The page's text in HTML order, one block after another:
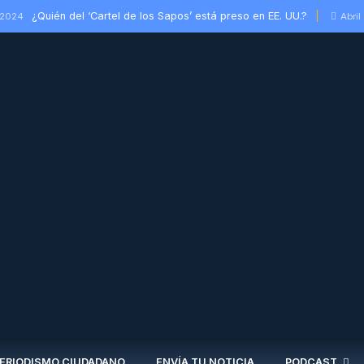
¿Quién del ‘Cartel de los Sapos’ está preso en EE. UU.? Abril